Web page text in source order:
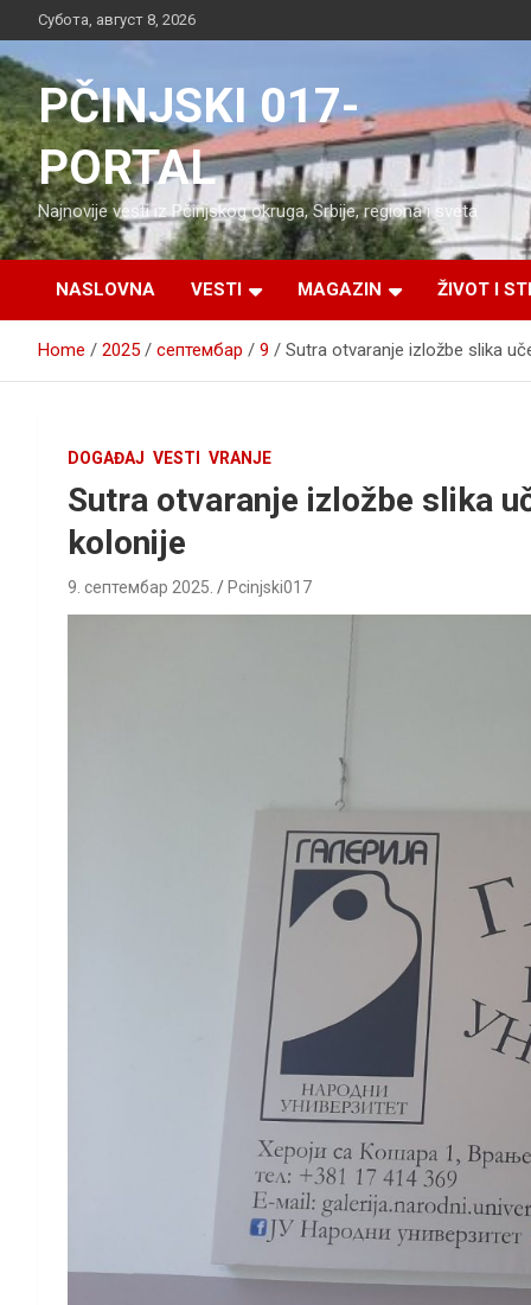
to
content
Субота, август 8, 2026
PČINJSKI 017-
PORTAL
Najnovije vesti iz Pčinjskog okruga, Srbije, regiona i sveta
NASLOVNA VESTI MAGAZIN ŽIVOT I
Home 2025 септембар 9 Sutra otvaranje izložbe slika
DOGAĐAJ VESTI VRANJE
Sutra otvaranje izložbe slika
kolonije
9. септембар 2025. Pcinjski017